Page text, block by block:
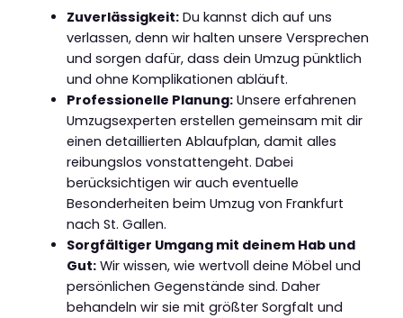
Zuverlässigkeit:Du kannst dich auf uns
verlassen, denn wir halten unsere Versprechen
und sorgen dafür, dass dein Umzug pünktlich
und ohne Komplikationen abläuft.
Professionelle Planung:Unsere erfahrenen
Umzugsexperten erstellen gemeinsam mit dir
einen detaillierten Ablaufplan, damit alles
reibungslos vonstattengeht. Dabei
berücksichtigen wir auch eventuelle
Besonderheiten beim Umzug von Frankfurt
nach St. Gallen.
Sorgfältiger Umgang mit deinem Hab und
Gut:Wir wissen, wie wertvoll deine Möbel und
persönlichen Gegenstände sind. Daher
behandeln wir sie mit größter Sorgfalt und